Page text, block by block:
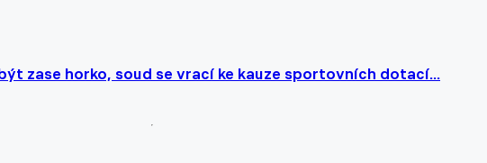
zase horko, soud se vrací ke kauze sportovních dotací...